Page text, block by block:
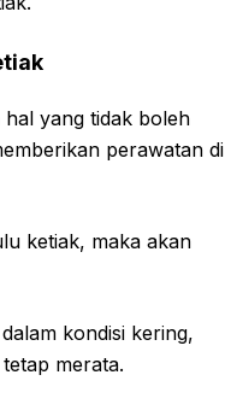
yang tidak boleh
perawatan di
ketiak, maka akan
kondisi kering,
merata.